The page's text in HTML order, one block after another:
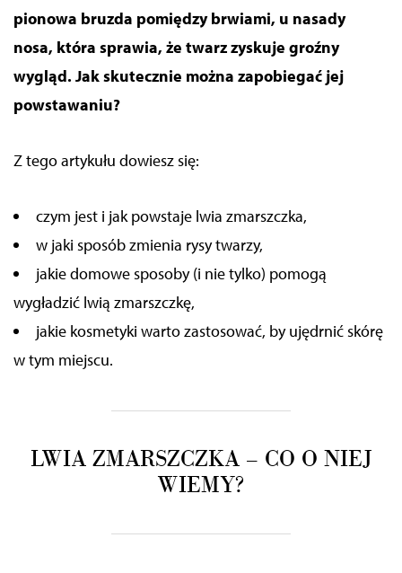
pionowa bruzda pomiędzy brwiami, u nasady
nosa, która sprawia, że twarz zyskuje groźny
wygląd. Jak skutecznie można zapobiegać jej
powstawaniu?
Z tego artykułu dowiesz się:
czym jest i jak powstaje lwia zmarszczka,
w jaki sposób zmienia rysy twarzy,
jakie domowe sposoby (i nie tylko) pomogą
wygładzić lwią zmarszczkę,
jakie kosmetyki warto zastosować, by ujędrnić skórę
w tym miejscu.
LWIA ZMARSZCZKA – CO O NIEJ
WIEMY?